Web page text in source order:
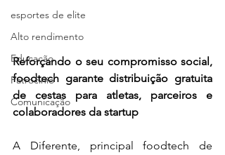
esportes de elite
Alto rendimento
Educação
Patrocínio
Comunicação
Reforçando o seu compromisso social,
foodtech garante distribuição gratuita
de cestas para atletas, parceiros e
colaboradores da startup
A Diferente, principal foodtech de